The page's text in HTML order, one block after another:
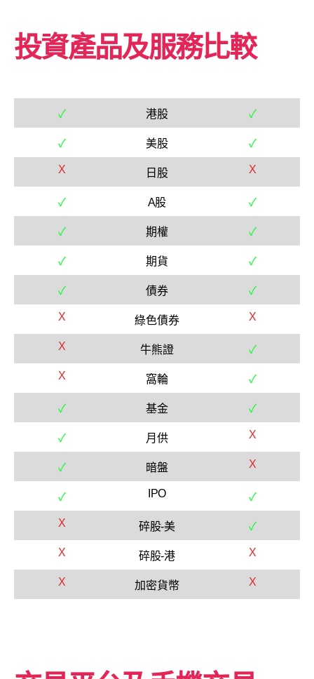
投資產品及服務比較
✓ 港股 ✓
✓ 美股 ✓
X 日股 X
✓ A股 ✓
✓ 期權 ✓
✓ 期貨 ✓
✓ 債券 ✓
X 綠色債券 X
X 牛熊證 ✓
X 窩輪 ✓
✓ 基金 ✓
✓ 月供 X
✓ 暗盤 X
✓ IPO ✓
X 碎股-美 ✓
X 碎股-港 X
X 加密貨幣 X